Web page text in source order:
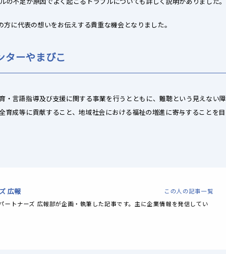
に代表の想いをお伝えする貴重な機会となりました。
ターやまびこ
・言語指導及び支援に関する事業を行うとともに、難聴という見えない障
成等に貢献すること、地域社会における福祉の増進に寄与することを目
広報
この人の記事一覧
ートナーズ 広報部が企画・執筆した記事です。主に企業情報を発信してい